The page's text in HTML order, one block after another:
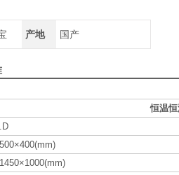
产地 国产
恒温